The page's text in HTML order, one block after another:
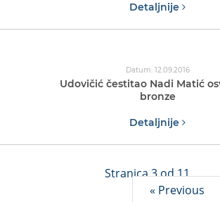
Detaljnije
Datum: 12.09.2016
Udovičić čestitao Nadi Matić
bronze
Detaljnije
Stranica 3 od 11
« Previous